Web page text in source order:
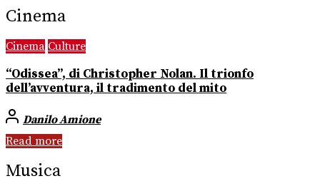
Cinema
Cinema Culture
“Odissea”, di Christopher Nolan. Il trionfo
dell’avventura, il tradimento del mito
Danilo Amione
Read more
Musica